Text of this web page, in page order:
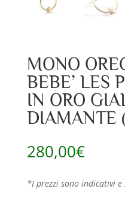
MONO
BEBE’ LES
IN ORO
DIAMANTE
280,00€
*I prezzi sono indicativi